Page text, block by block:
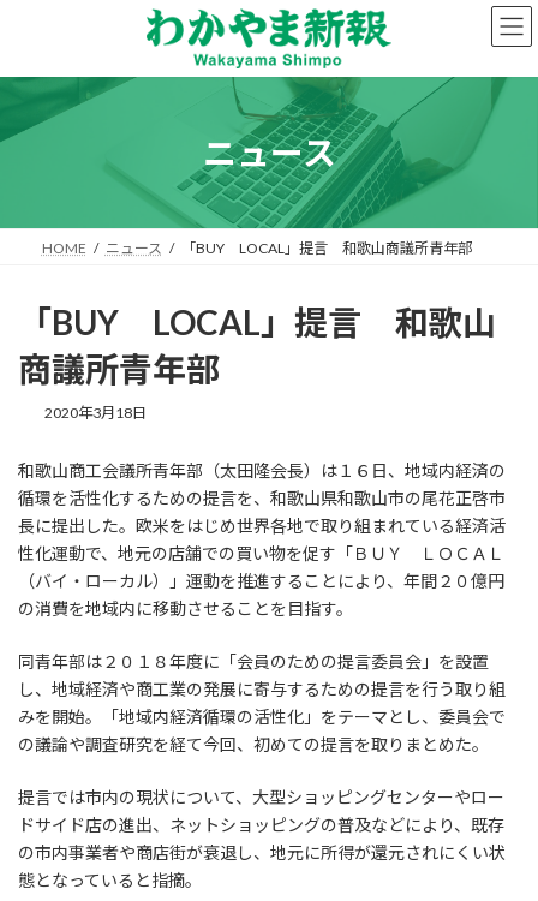
ン
へ
プ
ー
ョ
動
ニュース
HOME ニュース 「BUY LOCAL」提言 和歌山商議所青年部
「BUY LOCAL」提言 和歌山
商議所青年部
2020年3月18日
和歌山商工会議所青年部（太田隆会長）は１６日、地域内経済の
循環を活性化するための提言を、和歌山県和歌山市の尾花正啓市
長に提出した。欧米をはじめ世界各地で取り組まれている経済活
性化運動で、地元の店舗での買い物を促す「ＢＵＹ ＬＯＣＡＬ
（バイ・ローカル）」運動を推進することにより、年間２０億円
の消費を地域内に移動させることを目指す。
同青年部は２０１８年度に「会員のための提言委員会」を設置
し、地域経済や商工業の発展に寄与するための提言を行う取り組
みを開始。「地域内経済循環の活性化」をテーマとし、委員会で
の議論や調査研究を経て今回、初めての提言を取りまとめた。
提言では市内の現状について、大型ショッピングセンターやロー
ドサイド店の進出、ネットショッピングの普及などにより、既存
の市内事業者や商店街が衰退し、地元に所得が還元されにくい状
態となっていると指摘。